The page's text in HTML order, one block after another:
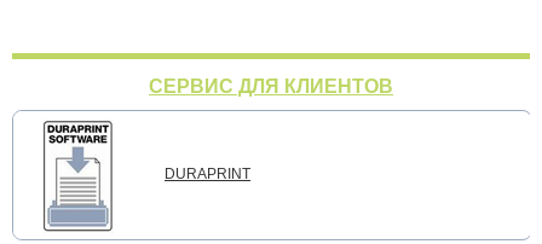
СЕРВИС ДЛЯ КЛИЕНТОВ
DURAPRINT